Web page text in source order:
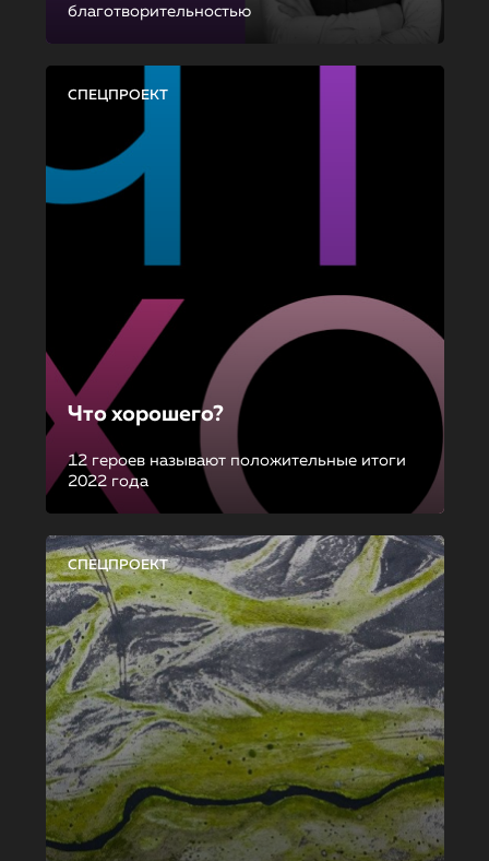
благотворительностью
СПЕЦПРОЕКТ
Что хорошего?
12 героев называют положительные итоги
2022 года
СПЕЦПРОЕКТ